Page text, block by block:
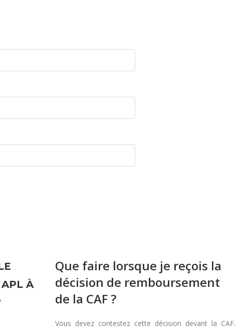
À
Que faire lorsque je reçois la
décision de remboursement
de la CAF ?
Vous devez contestez cette décision devant la CAF.